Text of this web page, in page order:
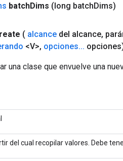
batchDims (long batchDims)
( alcance del alcance,
<V>, opciones...
una clase que envuelve una
del cual recopilar valores. Debe